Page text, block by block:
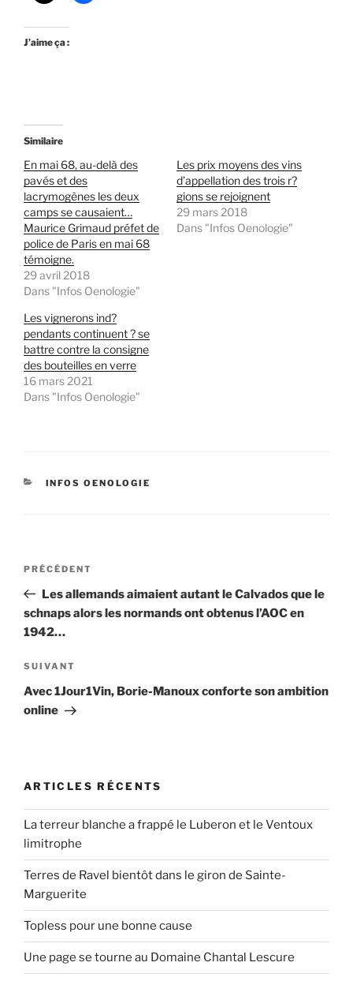
J’aime ça :
Similaire
En mai 68, au-delà des
pavés et des
lacrymogènes les deux
camps se causaient…
Maurice Grimaud préfet de
police de Paris en mai 68
témoigne.
29 avril 2018
Dans "Infos Oenologie"
Les prix moyens des vins
d’appellation des trois r?
gions se rejoignent
29 mars 2018
Dans "Infos Oenologie"
Les vignerons ind?
pendants continuent ? se
battre contre la consigne
des bouteilles en verre
16 mars 2021
Dans "Infos Oenologie"
CATÉGORIES
INFOS OENOLOGIE
Navigation
l’article
Article
précédent
PRÉCÉDENT
Les allemands aimaient autant le Calvados que le
schnaps alors les normands ont obtenus l’AOC en
1942…
Article
suivant
SUIVANT
Avec 1Jour1Vin, Borie-Manoux conforte son ambition
online
ARTICLES RÉCENTS
La terreur blanche a frappé le Luberon et le Ventoux
limitrophe
Terres de Ravel bientôt dans le giron de Sainte-
Marguerite
Topless pour une bonne cause
Une page se tourne au Domaine Chantal Lescure